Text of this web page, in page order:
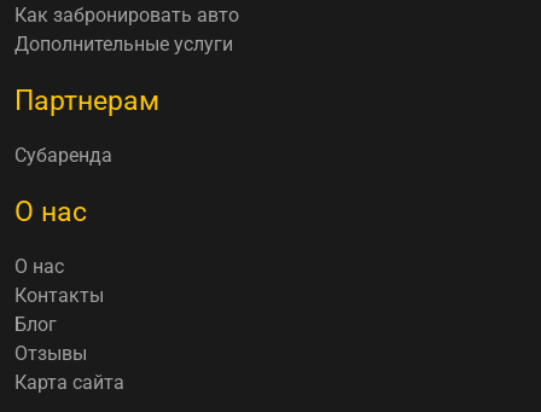
Как забронировать авто
Дополнительные услуги
Партнерам
Субаренда
О нас
О нас
Контакты
Блог
Отзывы
Карта сайта